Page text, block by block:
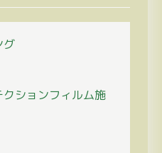
グ
ションフィルム施